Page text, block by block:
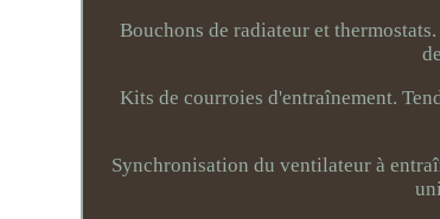
Bouchons de radiateur et
Kits de courroies d'entraînement.
Synchronisation du ventilateur à